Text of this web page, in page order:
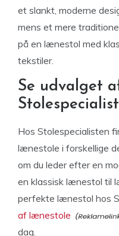
et slankt, moderne
mens et mere
på en lænestol med
tekstiler.
Se udvalget
Hos Stolespecialisten
lænestole i forskellige
om du leder efter en
en klassisk lænestol til
perfekte lænestol hos
af lænestole
dag.